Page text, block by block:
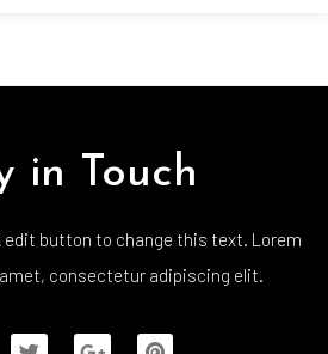
in Touch
edit button to change this text. Lorem
consectetur adipiscing elit.